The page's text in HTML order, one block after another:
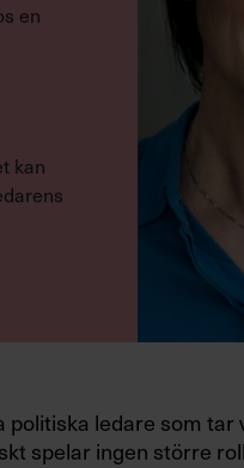
en
kan
politiska ledare som tar
spelar ingen större